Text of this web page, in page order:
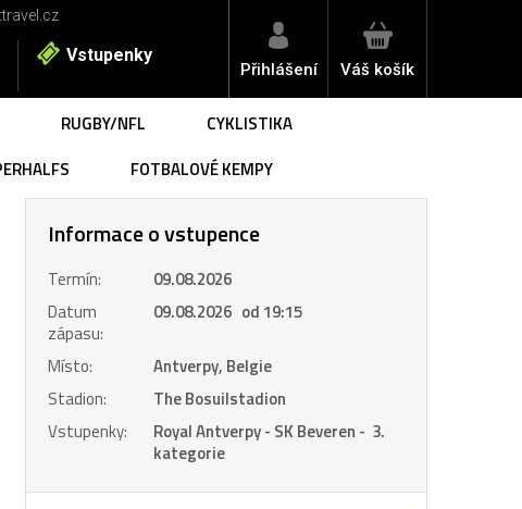
Vstupenky
Přihlášení Váš košík
RUGBY/NFL
CYKLISTIKA
FOTBALOVÉ KEMPY
Informace o vstupence
Termín:
09.08.2026
Datum
zápasu:
09.08.2026 od 19:15
Místo:
Antverpy, Belgie
Stadion:
The Bosuilstadion
Vstupenky:
Royal Antverpy - SK Beveren - 3.
kategorie